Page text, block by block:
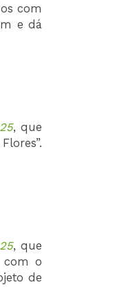
com
e dá
, que
, que
com o
de